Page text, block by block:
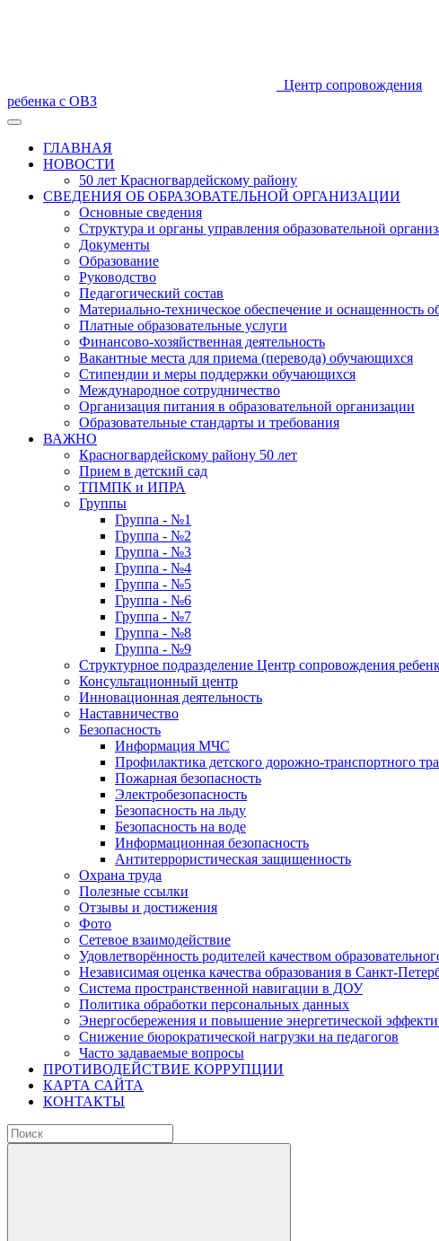
Центр сопровождения
ребенка с ОВЗ
ГЛАВНАЯ
НОВОСТИ
50 лет Красногвардейскому району
СВЕДЕНИЯ ОБ ОБРАЗОВАТЕЛЬНОЙ ОРГАНИЗАЦИИ
Основные сведения
Структура и органы управления образовательной
Документы
Образование
Руководство
Педагогический состав
Материально-техническое обеспечение и оснащенность
Платные образовательные услуги
Финансово-хозяйственная деятельность
Вакантные места для приема (перевода) обучающихся
Стипендии и меры поддержки обучающихся
Международное сотрудничество
Организация питания в образовательной организации
Образовательные стандарты и требования
ВАЖНО
Красногвардейскому району 50 лет
Прием в детский сад
ТПМПК и ИПРА
Группы
Группа - №1
Группа - №2
Группа - №3
Группа - №4
Группа - №5
Группа - №6
Группа - №7
Группа - №8
Группа - №9
Структурное подразделение Центр сопровождения
Консультационный центр
Инновационная деятельность
Наставничество
Безопасность
Информация МЧС
Профилактика детского дорожно-транспортного
Пожарная безопасность
Электробезопасность
Безопасность на льду
Безопасность на воде
Информационная безопасность
Антитеррористическая защищенность
Охрана труда
Полезные ссылки
Отзывы и достижения
Фото
Сетевое взаимодействие
Удовлетворённость родителей качеством
Независимая оценка качества образования в Санкт-
Система пространственной навигации в ДОУ
Политика обработки персональных данных
Энергосбережения и повышение энергетической
Снижение бюрократической нагрузки на педагогов
Часто задаваемые вопросы
ПРОТИВОДЕЙСТВИЕ КОРРУПЦИИ
КАРТА САЙТА
КОНТАКТЫ